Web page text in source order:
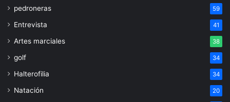
pedroneras 59
Entrevista 41
Artes marciales 38
golf 34
Halterofilia 34
Natación 20